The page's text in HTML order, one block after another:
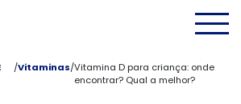
principal
/Vitaminas/Vitamina D para criança: onde
encontrar? Qual a melhor?